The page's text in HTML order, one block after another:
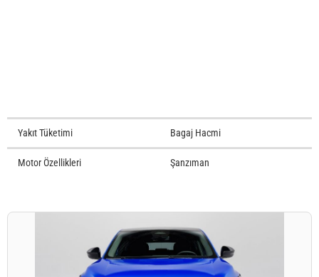
Yakıt Tüketimi Bagaj Hacmi
Motor Özellikleri Şanzıman